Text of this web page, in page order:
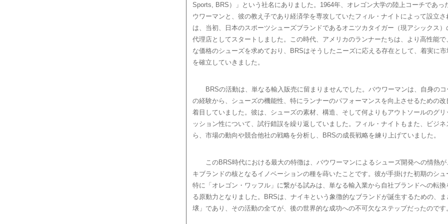
Sports, BRS）」という社名にありました。1964年、オレゴン大学の陸上コーチであっ
ウワーマンと、彼の教え子であり経済学を専攻していたフィル・ナイトによって設立さ
は、当初、日本のスポーツシューズブランドであるオニツカタイガー（現アシックス）
代理店としてスタートしました。この時代、アメリカのランナーたちは、より高性能で
な価格のシューズを求めており、BRSはそうしたニーズに応える存在として、着実に
を確立していきました。
BRSの活動は、単なる輸入販売に留まりませんでした。バウワーマンは、自身の
の経験から、シューズの機能性、特にランナーのパフォーマンスを向上させるための改
着目していました。彼は、シューズの素材、構造、そして何よりもアウトソールのグリ
ッション性について、試行錯誤を繰り返していました。フィル・ナイトもまた、ビジネ
ら、市場の動向や競合他社の戦略を分析し、BRSの成長戦略を練り上げていました。
このBRS時代における最大の特徴は、バウワーマンによるシューズ開発への情熱
キブランドの核となるイノベーションの種を蒔いたことです。彼が手掛けた初期のシュ
特に「オレゴン・ワッフル」に繋がる試みは、単なる輸入業から自社ブランドへの転換
る原動力となりました。BRSは、ナイキという象徴的なブランドが誕生するための、
壌」であり、その活動の全てが、後の世界的な成功への不可欠なステップだったのです